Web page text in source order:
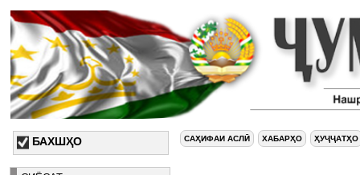
БАХШҲО САҲИФАИ АСЛӢ ХАБАРҲО ҲУҶҶАТҲО